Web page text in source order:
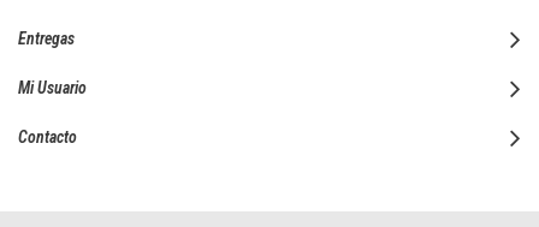
Entregas
Mi Usuario
Contacto